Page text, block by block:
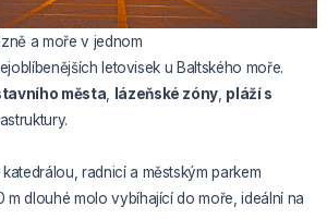
a moře v jednom
letovisek u Baltského moře.
města, lázeňské zóny, pláží s
katedrálou, radnicí a městským parkem
m dlouhé molo vybíhající do moře, ideální na